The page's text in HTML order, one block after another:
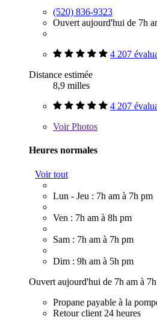
(520) 836-9323
Ouvert aujourd'hui de 7h
4 207
Distance estimée
8,9 milles
4 207
VoirPhotos
Heures normales
Voir tout
Lun - Jeu : 7h am à 7h pm
Ven : 7h am à 8h pm
Sam : 7h am à 7h pm
Dim : 9h am à 5h pm
Ouvert aujourd'hui de 7h am à
Propane payable à la
Retour client 24 heures